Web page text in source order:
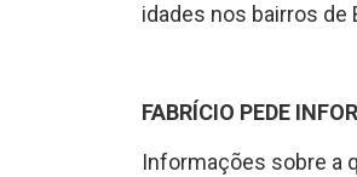
idades nos bairros de
FABRÍCIO PEDE
Informações sobre a